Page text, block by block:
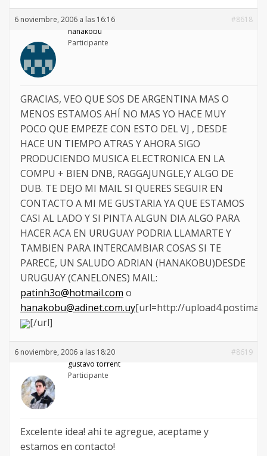
6 noviembre, 2006 a las 16:16
#8618
hanakobu
Participante
GRACIAS, VEO QUE SOS DE ARGENTINA MAS O
MENOS ESTAMOS AHÍ NO MAS YO HACE MUY
POCO QUE EMPEZE CON ESTO DEL VJ , DESDE
HACE UN TIEMPO ATRAS Y AHORA SIGO
PRODUCIENDO MUSICA ELECTRONICA EN LA
COMPU + BIEN DNB, RAGGAJUNGLE,Y ALGO DE
DUB. TE DEJO MI MAIL SI QUERES SEGUIR EN
CONTACTO A MI ME GUSTARIA YA QUE ESTAMOS
CASI AL LADO Y SI PINTA ALGUN DIA ALGO PARA
HACER ACA EN URUGUAY PODRIA LLAMARTE Y
TAMBIEN PARA INTERCAMBIAR COSAS SI TE
PARECE, UN SALUDO ADRIAN (HANAKOBU)DESDE
URUGUAY (CANELONES) MAIL:
patinh3o@hotmail.com o
hanakobu@adinet.com.uy[url=http://
[/url]
6 noviembre, 2006 a las 18:20
#8619
gustavo torrent
Participante
Excelente idea! ahi te agregue, aceptame y
estamos en contacto!